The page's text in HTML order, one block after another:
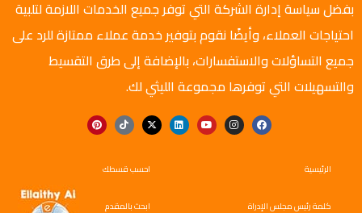
بفضل سياسة إدارة الشركة التي توفر جميع الخدمات اللازمة لتلبية
احتياجات العملاء، وأيضًا نقوم بتوفير خدمة عملاء ممتازة للرد على
جميع التساؤلات والاستفسارات، بالإضافة إلى طرق التقسيط
والتسهيلات التي توفرها مجموعة الليثي لك.
الرئيسية
كلمة رئيس مجلس الإدراة
احسب قسطك
ابحث بالمقدم